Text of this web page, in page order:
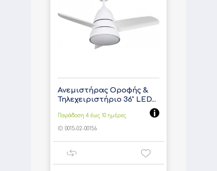
Ανεμιστήρας Οροφής &
Τηλεχειριστήριο 36" LED...
Παράδοση 4 έως 10 ημέρες
ID: 0015-02-00156